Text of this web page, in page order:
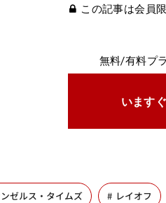
この記事は会員
無料/有料プ
います
ゼルス・タイムズ レイオフ